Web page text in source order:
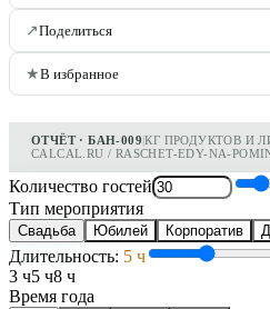
↗Поделиться
★В избранное
ОТЧЁТ · БАН-009|КГ ПРОДУКТОВ И
CALCAL.RU / RASCHET-EDY-NA-
Количество гостей
Тип мероприятия
Свадьба Юбилей Корпоратив
Длительность: 5 ч
3 ч5 ч8 ч
Время года